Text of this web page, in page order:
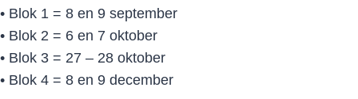
• Blok 1 = 8 en 9 september
• Blok 2 = 6 en 7 oktober
• Blok 3 = 27 – 28 oktober
• Blok 4 = 8 en 9 december